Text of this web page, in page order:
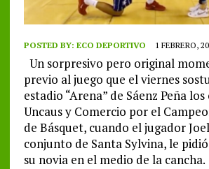
POSTED BY: ECO DEPORTIVO 1 FEBRERO,
Un sorpresivo pero original
previo al juego que el viernes
estadio “Arena” de Sáenz Peña
Uncaus y Comercio por el
de Básquet, cuando el jugador
conjunto de Santa Sylvina, le
su novia en el medio de la cancha.